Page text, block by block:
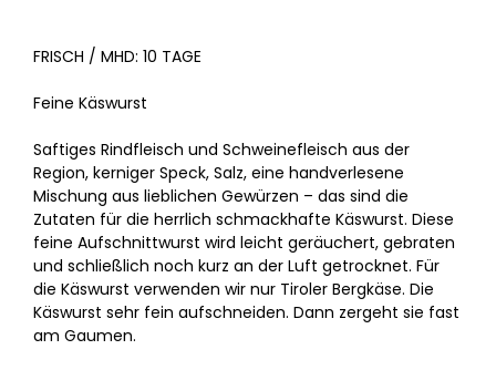
FRISCH / MHD: 10 TAGE
Feine Käswurst
Saftiges Rindfleisch und Schweinefleisch aus der
Region, kerniger Speck, Salz, eine handverlesene
Mischung aus lieblichen Gewürzen – das sind die
Zutaten für die herrlich schmackhafte Käswurst. Diese
feine Aufschnittwurst wird leicht geräuchert, gebraten
und schließlich noch kurz an der Luft getrocknet. Für
die Käswurst verwenden wir nur Tiroler Bergkäse. Die
Käswurst sehr fein aufschneiden. Dann zergeht sie fast
am Gaumen.